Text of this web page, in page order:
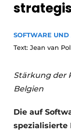
Einladung
Videos
Werben
SOFTWARE UND
Text: Jean van
Stärkung der
Belgien
Die auf
spezialisierte